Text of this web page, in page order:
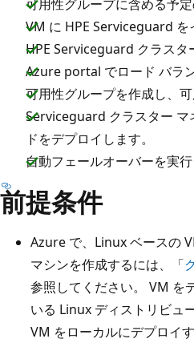
可用性グループに含める予
VM に HPE Serviceguard を
HPE Serviceguard クラスタ
Azure portal でロード バラ
可用性グループを作成し、
Serviceguard クラスター マ
ドをデプロイします。
自動フェールオーバーを実
前提条件
Azure で、Linux ベースの
マシンを作成するには、「
参照してください。 VM を
いる Linux ディストリビュ
VM をローカルにデプロイ